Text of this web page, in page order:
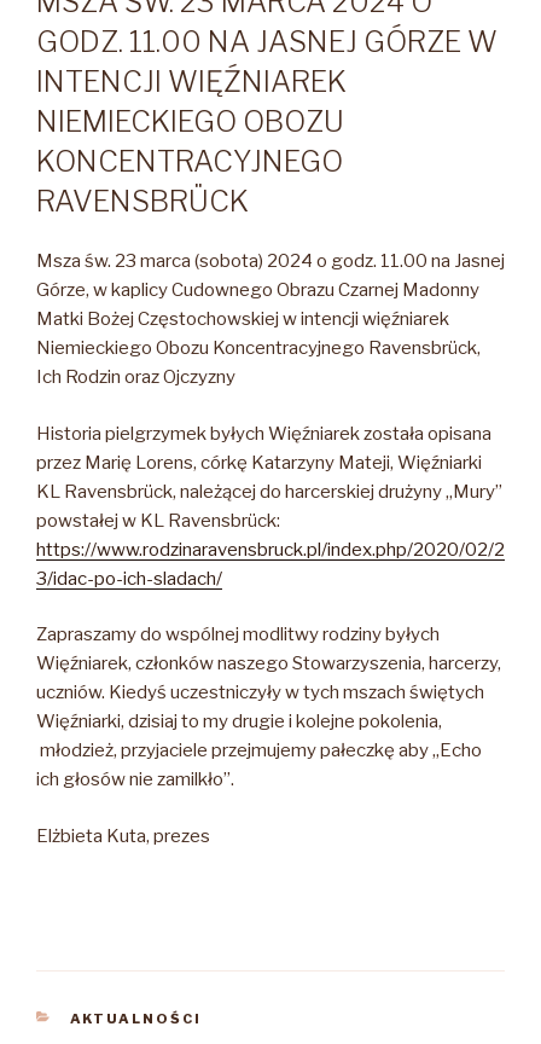
GODZ. 11.00 NA JASNEJ GÓRZE W
INTENCJI WIĘŹNIAREK
NIEMIECKIEGO OBOZU
KONCENTRACYJNEGO
RAVENSBRÜCK
Msza św. 23 marca (sobota) 2024 o godz. 11.00 na Jasnej
Górze, w kaplicy Cudownego Obrazu Czarnej Madonny
Matki Bożej Częstochowskiej w intencji więźniarek
Niemieckiego Obozu Koncentracyjnego Ravensbrück,
Ich Rodzin oraz Ojczyzny
Historia pielgrzymek byłych Więźniarek została opisana
przez Marię Lorens, córkę Katarzyny Mateji, Więźniarki
KL Ravensbrück, należącej do harcerskiej drużyny „Mury”
powstałej w KL Ravensbrück:
https://www.rodzinaravensbruck.pl/index.php/2020/02/2
3/idac-po-ich-sladach/
Zapraszamy do wspólnej modlitwy rodziny byłych
Więźniarek, członków naszego Stowarzyszenia, harcerzy,
uczniów. Kiedyś uczestniczyły w tych mszach świętych
Więźniarki, dzisiaj to my drugie i kolejne pokolenia,
młodzież, przyjaciele przejmujemy pałeczkę aby „Echo
ich głosów nie zamilkło”.
Elżbieta Kuta, prezes
KATEGORIE
AKTUALNOŚCI